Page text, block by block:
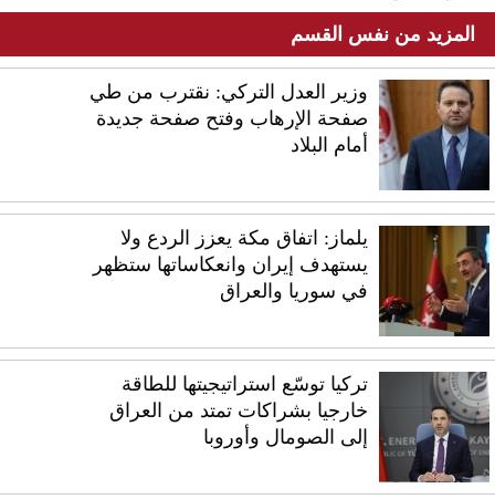
المزيد من نفس القسم
وزير العدل التركي: نقترب من طي
صفحة الإرهاب وفتح صفحة جديدة
أمام البلاد
يلماز: اتفاق مكة يعزز الردع ولا
يستهدف إيران وانعكاساتها ستظهر
في سوريا والعراق
تركيا توسّع استراتيجيتها للطاقة
خارجيا بشراكات تمتد من العراق
إلى الصومال وأوروبا